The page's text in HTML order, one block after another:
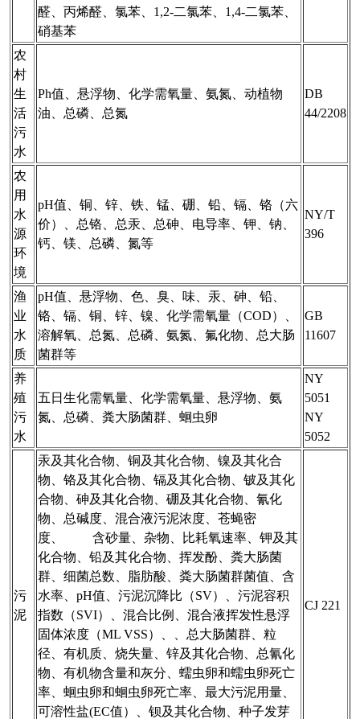
醛、丙烯醛、氯苯、1,2-二氯苯、1,4-二氯苯、
硝基苯
农
村
生
活
污
水
Ph值、悬浮物、化学需氧量、氨氮、动植物
油、总磷、总氮
DB
44/2208
农
用
水
源
环
境
pH值、铜、锌、铁、锰、硼、铅、镉、铬（六
价）、总铬、总汞、总砷、电导率、钾、钠、
钙、镁、总磷、氮等
NY/T
396
渔
业
水
质
pH值、悬浮物、色、臭、味、汞、砷、铅、
铬、镉、铜、锌、镍、化学需氧量（COD）、
溶解氧、总氮、总磷、氨氮、氟化物、总大肠
菌群等
GB
11607
养
殖
污
水
五日生化需氧量、化学需氧量、悬浮物、氨
氮、总磷、粪大肠菌群、蛔虫卵
NY
5051
NY
5052
污
泥
汞及其化合物、铜及其化合物、镍及其化合
物、铬及其化合物、镉及其化合物、铍及其化
合物、砷及其化合物、硼及其化合物、氰化
物、总碱度、混合液污泥浓度、苍蝇密
度、 含砂量、杂物、比耗氧速率、钾及其
化合物、铅及其化合物、挥发酚、粪大肠菌
群、细菌总数、脂肪酸、粪大肠菌群菌值、含
水率、pH值、污泥沉降比（SV）、污泥容积
指数（SVI）、混合比例、混合液挥发性悬浮
固体浓度（ML VSS）、、总大肠菌群、粒
径、有机质、烧失量、锌及其化合物、总氰化
物、有机物含量和灰分、蠕虫卵和蠕虫卵死亡
率、蛔虫卵和蛔虫卵死亡率、最大污泥用量、
可溶性盐(EC值）、钡及其化合物、种子发芽
CJ 221